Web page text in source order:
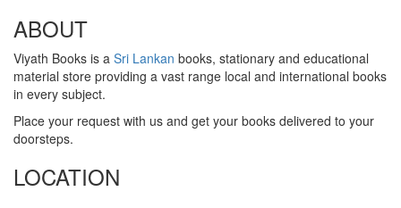
ABOUT
Viyath Books is a Sri Lankan books, stationary and educational
material store providing a vast range local and international books
in every subject.
Place your request with us and get your books delivered to your
doorsteps.
LOCATION